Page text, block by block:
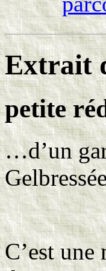
Extrait
petite
…d’un
C’est